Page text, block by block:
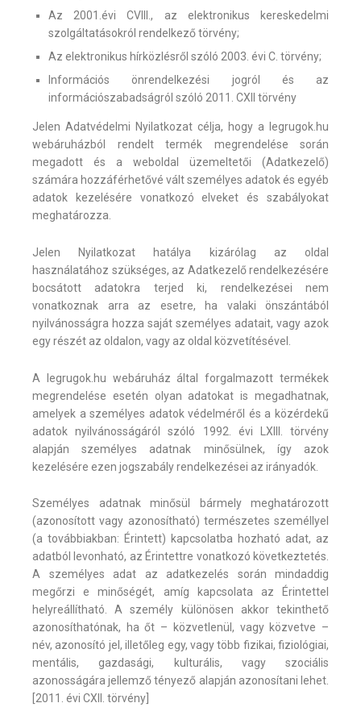
Az 2001.évi CVIII., az elektronikus kereskedelmi
szolgáltatásokról rendelkező törvény;
Az elektronikus hírközlésről szóló 2003. évi C. törvény;
Információs önrendelkezési jogról és az
információszabadságról szóló 2011. CXII törvény
Jelen Adatvédelmi Nyilatkozat célja, hogy a legrugok.hu
webáruházból rendelt termék megrendelése során
megadott és a weboldal üzemeltetői (Adatkezelő)
számára hozzáférhetővé vált személyes adatok és egyéb
adatok kezelésére vonatkozó elveket és szabályokat
meghatározza.
Jelen Nyilatkozat hatálya kizárólag az oldal
használatához szükséges, az Adatkezelő rendelkezésére
bocsátott adatokra terjed ki, rendelkezései nem
vonatkoznak arra az esetre, ha valaki önszántából
nyilvánosságra hozza saját személyes adatait, vagy azok
egy részét az oldalon, vagy az oldal közvetítésével.
A legrugok.hu webáruház által forgalmazott termékek
megrendelése esetén olyan adatokat is megadhatnak,
amelyek a személyes adatok védelméről és a közérdekű
adatok nyilvánosságáról szóló 1992. évi LXIII. törvény
alapján személyes adatnak minősülnek, így azok
kezelésére ezen jogszabály rendelkezései az irányadók.
Személyes adatnak minősül bármely meghatározott
(azonosított vagy azonosítható) természetes személlyel
(a továbbiakban: Érintett) kapcsolatba hozható adat, az
adatból levonható, az Érintettre vonatkozó következtetés.
A személyes adat az adatkezelés során mindaddig
megőrzi e minőségét, amíg kapcsolata az Érintettel
helyreállítható. A személy különösen akkor tekinthető
azonosíthatónak, ha őt – közvetlenül, vagy közvetve –
név, azonosító jel, illetőleg egy, vagy több fizikai, fiziológiai,
mentális, gazdasági, kulturális, vagy szociális
azonosságára jellemző tényező alapján azonosítani lehet.
[2011. évi CXII. törvény]